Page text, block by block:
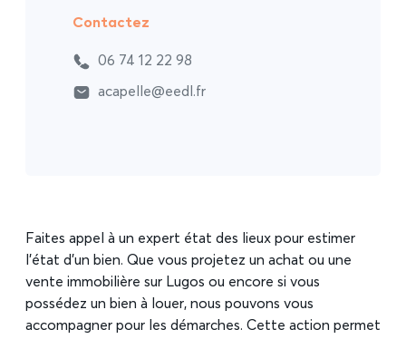
Faites appel à un expert état des lieux pour estimer
l’état d’un bien. Que vous projetez un achat ou une
vente immobilière sur Lugos ou encore si vous
possédez un bien à louer, nous pouvons vous
accompagner pour les démarches. Cette action permet
Contactez
06 74 12 22 98
acapelle@eedl.fr